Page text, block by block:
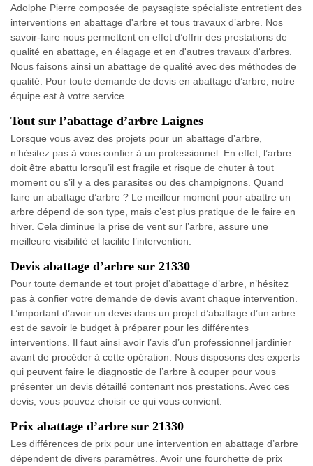
Adolphe Pierre composée de paysagiste spécialiste entretient des
interventions en abattage d'arbre et tous travaux d’arbre. Nos
savoir-faire nous permettent en effet d’offrir des prestations de
qualité en abattage, en élagage et en d'autres travaux d'arbres.
Nous faisons ainsi un abattage de qualité avec des méthodes de
qualité. Pour toute demande de devis en abattage d’arbre, notre
équipe est à votre service.
Tout sur l’abattage d’arbre Laignes
Lorsque vous avez des projets pour un abattage d’arbre,
n’hésitez pas à vous confier à un professionnel. En effet, l’arbre
doit être abattu lorsqu’il est fragile et risque de chuter à tout
moment ou s’il y a des parasites ou des champignons. Quand
faire un abattage d’arbre ? Le meilleur moment pour abattre un
arbre dépend de son type, mais c’est plus pratique de le faire en
hiver. Cela diminue la prise de vent sur l’arbre, assure une
meilleure visibilité et facilite l’intervention.
Devis abattage d’arbre sur 21330
Pour toute demande et tout projet d’abattage d’arbre, n’hésitez
pas à confier votre demande de devis avant chaque intervention.
L’important d’avoir un devis dans un projet d’abattage d’un arbre
est de savoir le budget à préparer pour les différentes
interventions. Il faut ainsi avoir l’avis d’un professionnel jardinier
avant de procéder à cette opération. Nous disposons des experts
qui peuvent faire le diagnostic de l’arbre à couper pour vous
présenter un devis détaillé contenant nos prestations. Avec ces
devis, vous pouvez choisir ce qui vous convient.
Prix abattage d’arbre sur 21330
Les différences de prix pour une intervention en abattage d’arbre
dépendent de divers paramètres. Avoir une fourchette de prix